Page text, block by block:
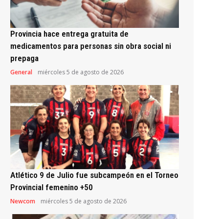
Provincia hace entrega gratuita de
medicamentos para personas sin obra social ni
prepaga
General miércoles 5 de agosto de 2026
Atlético 9 de Julio fue subcampeón en el Torneo
Provincial femenino +50
Newcom miércoles 5 de agosto de 2026